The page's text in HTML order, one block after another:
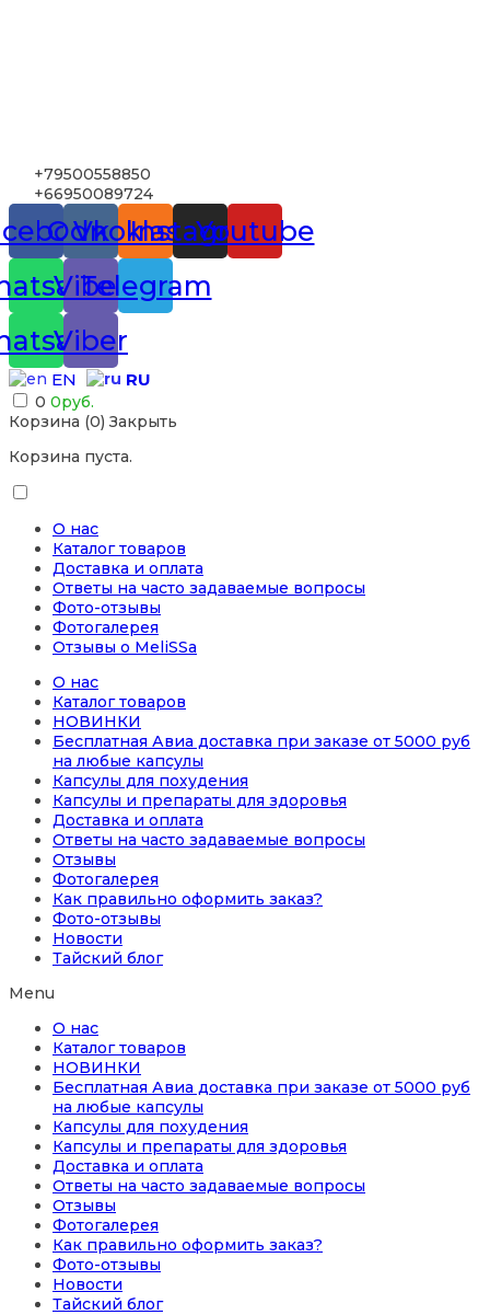
+79500558850
+66950089724
Vk
Odnoklassniki
Instagram
Youtube
Viber
Telegram
Viber
EN RU
0 0руб.
Корзина (0) Закрыть
Корзина пуста.
О нас
Каталог товаров
Доставка и оплата
Ответы на часто задаваемые вопросы
Фото-отзывы
Фотогалерея
Отзывы о MeliSSa
О нас
Каталог товаров
НОВИНКИ
Бесплатная Авиа доставка при заказе от 5000 руб
на любые капсулы
Капсулы для похудения
Капсулы и препараты для здоровья
Доставка и оплата
Ответы на часто задаваемые вопросы
Отзывы
Фотогалерея
Как правильно оформить заказ?
Фото-отзывы
Новости
Тайский блог
Menu
О нас
Каталог товаров
НОВИНКИ
Бесплатная Авиа доставка при заказе от 5000 руб
на любые капсулы
Капсулы для похудения
Капсулы и препараты для здоровья
Доставка и оплата
Ответы на часто задаваемые вопросы
Отзывы
Фотогалерея
Как правильно оформить заказ?
Фото-отзывы
Новости
Тайский блог